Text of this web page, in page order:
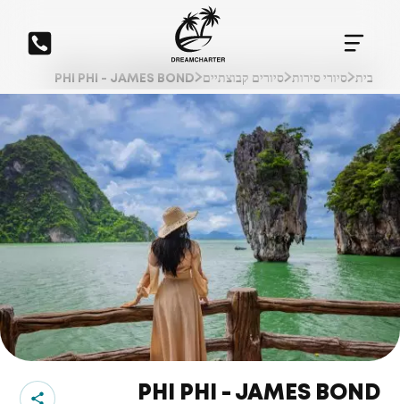
בית סיורי סירות סיורים קבוצתיים PHI PHI - JAMES BOND
PHI PHI - JAMES BOND